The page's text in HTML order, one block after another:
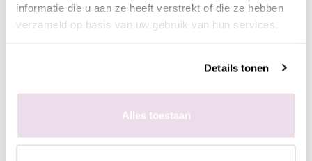
informatie die u aan ze heeft verstrekt of die ze hebben
verzameld op basis van uw gebruik van hun services.
Details tonen
Alles toestaan
- + + In winkelwagen